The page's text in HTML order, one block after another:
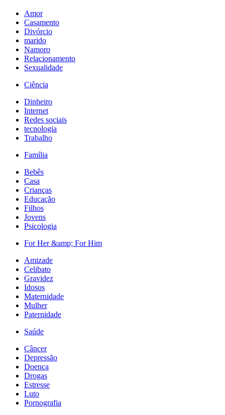
Amor
Casamento
Divórcio
marido
Namoro
Relacionamento
Sexualidade
Ciência
Dinheiro
Internet
Redes sociais
tecnologia
Trabalho
Família
Bebês
Casa
Crianças
Educação
Filhos
Jovens
Psicologia
For Her &amp; For Him
Amizade
Celibato
Gravidez
Idosos
Maternidade
Mulher
Paternidade
Saúde
Câncer
Depressão
Doença
Drogas
Estresse
Luto
Pornografia